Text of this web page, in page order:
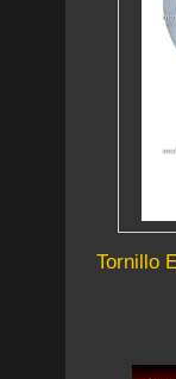
Tornillo